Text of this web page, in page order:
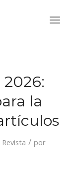
la
Revista / por